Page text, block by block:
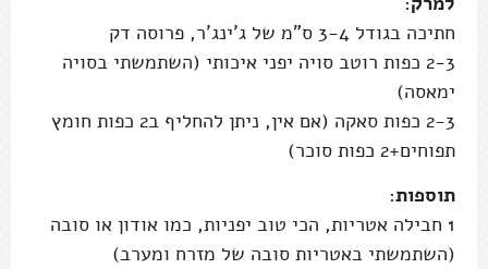
חתיכה בגודל 3-4 ס"מ של ג'ינג'ר, פרוסה דק
2-3 כפות רוטב סויה יפני איכותי (השתמשתי בסויה
ימאסה)
2-3 כפות סאקה (אם אין, ניתן להחליף ב2 כפות חומץ
תפוחים+2 כפות סוכר)
תוספות:
1 חבילה אטריות, הכי טוב יפניות, כמו אודון או סובה
(השתמשתי באטריות סובה של מזרח ומערב)